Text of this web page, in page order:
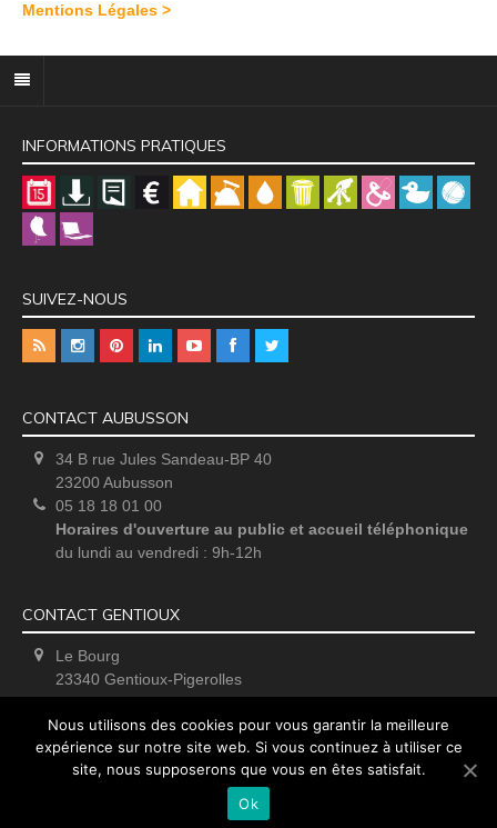
Mentions Légales >
INFORMATIONS PRATIQUES
SUIVEZ-NOUS
CONTACT AUBUSSON
34 B rue Jules Sandeau-BP 40
23200 Aubusson
05 18 18 01 00
Horaires d'ouverture au public et accueil téléphonique
du lundi au vendredi : 9h-12h
CONTACT GENTIOUX
Le Bourg
23340 Gentioux-Pigerolles
Nous utilisons des cookies pour vous garantir la meilleure
expérience sur notre site web. Si vous continuez à utiliser ce
site, nous supposerons que vous en êtes satisfait.
Ok